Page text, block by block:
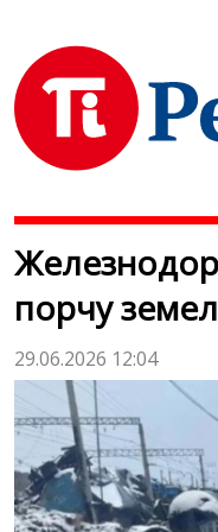
порчу
29.06.2026 12:04